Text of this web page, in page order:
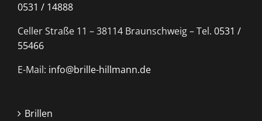
0531 / 14888
Celler Straße 11 – 38114 Braunschweig – Tel. 0531 /
55466
E-Mail: info@brille-hillmann.de
Brillen